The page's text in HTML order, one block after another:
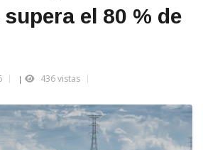
el 80 % de
| 436 vistas